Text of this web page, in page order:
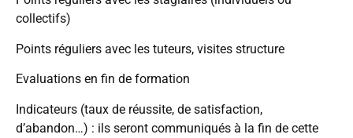
collectifs)
Points réguliers avec les tuteurs, visites structure
Evaluations en fin de formation
Indicateurs (taux de réussite, de satisfaction,
d’abandon…) : ils seront communiqués à la fin de cette